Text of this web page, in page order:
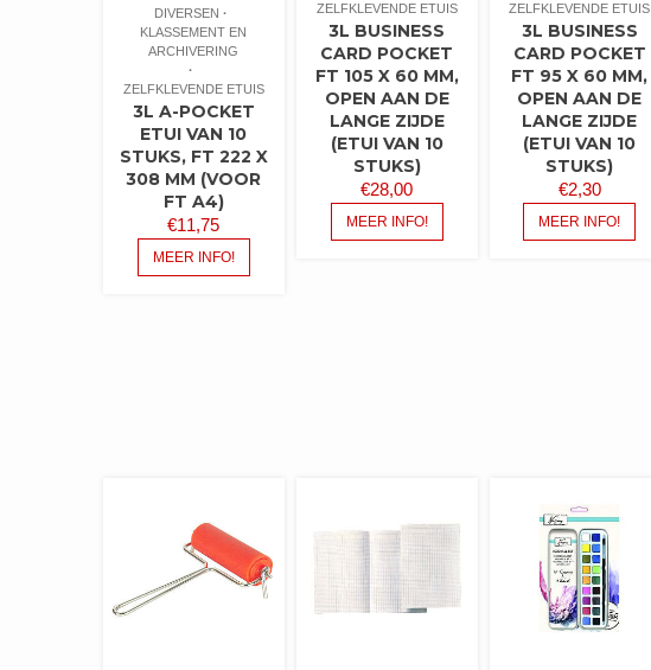
DIVERSEN
KLASSEMENT EN
ARCHIVERING
ZELFKLEVENDE ETUIS
3L A-POCKET
ETUI VAN 10
STUKS, FT 222 X
308 MM (VOOR
FT A4)
€11,75
MEER INFO!
ZELFKLEVENDE ETUIS
3L BUSINESS
CARD POCKET
FT 105 X 60 MM,
OPEN AAN DE
LANGE ZIJDE
(ETUI VAN 10
STUKS)
€28,00
MEER INFO!
ZELFKLEVENDE ETUIS
3L BUSINESS
CARD POCKET
FT 95 X 60 MM,
OPEN AAN DE
LANGE ZIJDE
(ETUI VAN 10
STUKS)
€2,30
MEER INFO!